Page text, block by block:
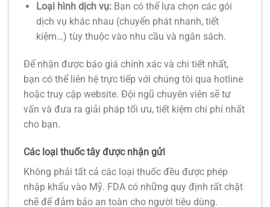
Loại hình dịch vụ:Bạn có thể lựa chọn các gói
dịch vụ khác nhau (chuyển phát nhanh, tiết
kiệm…) tùy thuộc vào nhu cầu và ngân sách.
Để nhận được báo giá chính xác và chi tiết nhất,
bạn có thể liên hệ trực tiếp với chúng tôi qua hotline
hoặc truy cập website. Đội ngũ chuyên viên sẽ tư
vấn và đưa ra giải pháp tối ưu, tiết kiệm chi phí nhất
cho bạn.
Các loại thuốc tây được nhận gửi
Không phải tất cả các loại thuốc đều được phép
nhập khẩu vào Mỹ. FDA có những quy định rất chặt
chẽ để đảm bảo an toàn cho người tiêu dùng.